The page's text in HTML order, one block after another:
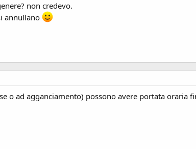
non credevo.
annullano
o ad agganciamento) possono avere portata oraria